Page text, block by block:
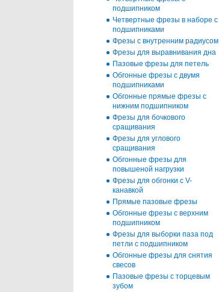
подшипником
Четвертные фрезы в наборе с
подшипниками
Фрезы с внутренним радиусом
Фрезы для выравнивания дна
Пазовые фрезы для петель
Обгонные фрезы с двумя
подшипниками
Обгонные прямые фрезы с
нижним подшипником
Фрезы для бочкового
сращивания
Фрезы для углового
сращивания
Обгонные фрезы для
повышеной нагрузки
Фрезы для обгонки с V-
канавкой
Прямые пазовые фрезы
Обгонные фрезы с верхним
подшипником
Фрезы для выборки паза под
петли с подшипником
Обгонные фрезы для снятия
свесов
Пазовые фрезы с торцевым
зубом